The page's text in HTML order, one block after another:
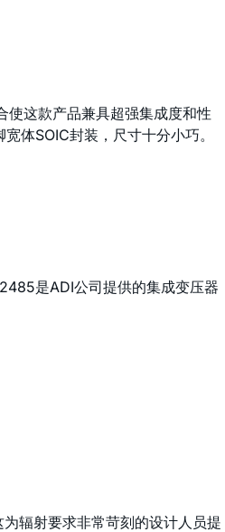
使这款产品兼具超强集成度和性
体SOIC封装，尺寸十分小巧。
是ADI公司提供的集成变压器
辐射要求非常苛刻的设计人员提